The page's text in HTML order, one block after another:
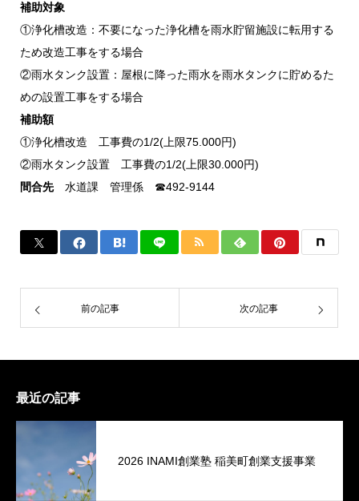
補助対象
①浄化槽改造：不要になった浄化槽を雨水貯留施設に転用する
ため改造工事をする場合
②雨水タンク設置：屋根に降った雨水を雨水タンクに貯めるた
めの設置工事をする場合
補助額
①浄化槽改造 工事費の1/2(上限75.000円)
②雨水タンク設置 工事費の1/2(上限30.000円)
間合先 水道課 管理係 ☎492-9144
前の記事 次の記事
最近の記事
2026 INAMI創業塾 稲美町創業支援事業